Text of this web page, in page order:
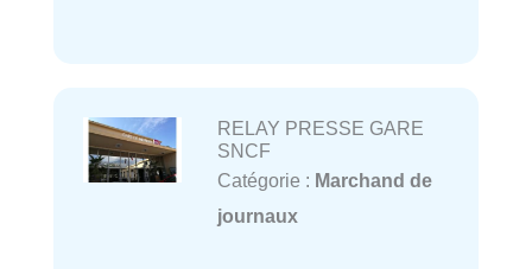
RELAY PRESSE GARE
SNCF
Catégorie : Marchand de
journaux